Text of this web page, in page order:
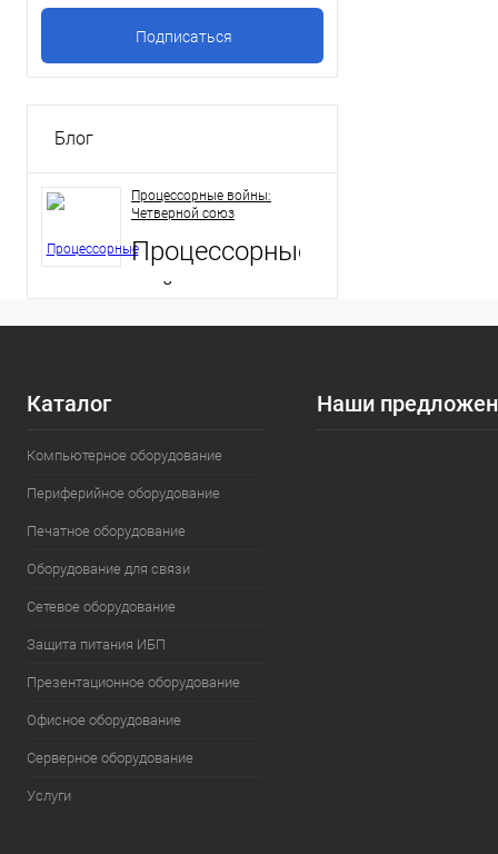
Блог
Процессорные войны:
Четверной союз
Процессорные
войны:
Четверной
войны: как рынок
процессоров
битву четырех
Каталог
Компьютерное оборудование
Периферийное оборудование
Печатное оборудование
Оборудование для связи
Сетевое оборудование
Защита питания ИБП
Презентационное оборудование
Офисное оборудование
Серверное оборудование
Услуги
Наши